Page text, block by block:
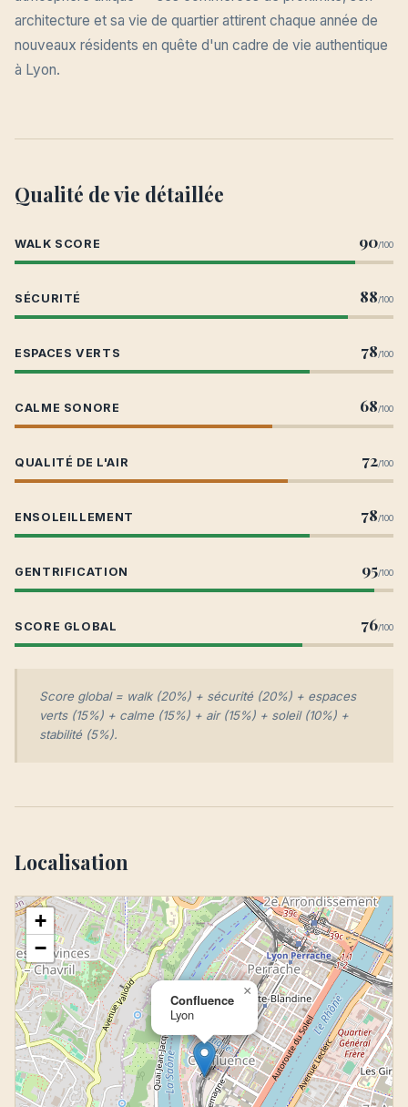
architecture et sa vie de quartier attirent chaque année de
nouveaux résidents en quête d'un cadre de vie authentique
à Lyon.
Qualité de vie détaillée
WALK SCORE 90/100
SÉCURITÉ 88/100
ESPACES VERTS 78/100
CALME SONORE 68/100
QUALITÉ DE L'AIR 72/100
ENSOLEILLEMENT 78/100
GENTRIFICATION 95/100
SCORE GLOBAL 76/100
Score global = walk (20%) + sécurité (20%) + espaces
verts (15%) + calme (15%) + air (15%) + soleil (10%) +
stabilité (5%).
Localisation
Confluence
Lyon
×
+
−